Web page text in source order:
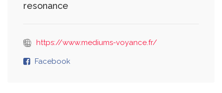
resonance
https://www.mediums-voyance.fr/
Facebook